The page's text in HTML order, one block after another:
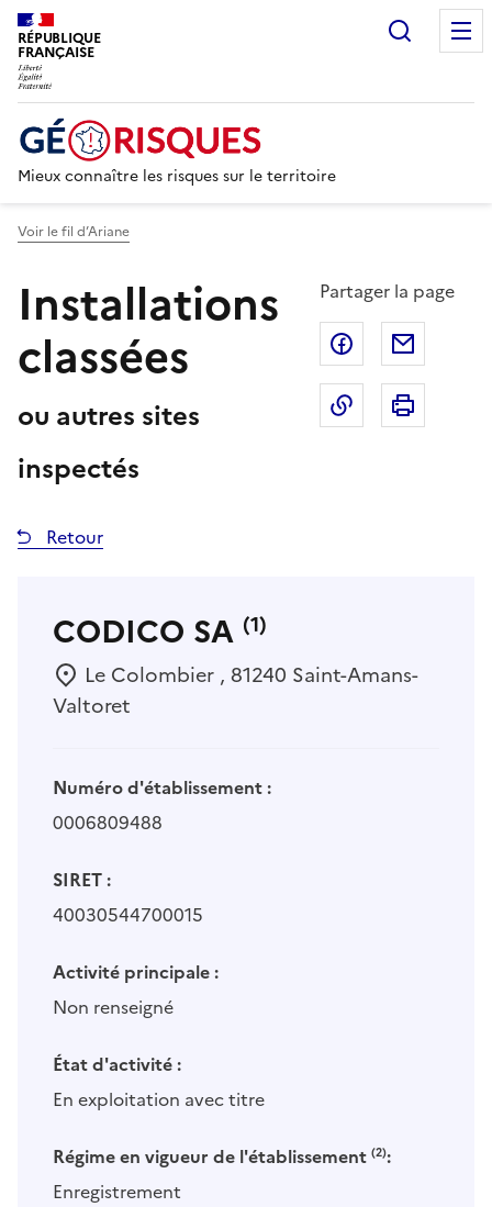
RÉPUBLIQUE
FRANÇAISE
Mieux connaître les risques sur le territoire
Voir le fil d’Ariane
Installations
classées
ou autres sites
inspectés
Partager la page
Partager sur
Copier dans
Retour
CODICO SA (1)
Le Colombier , 81240 Saint-Amans-
Valtoret
Numéro d'établissement :
0006809488
SIRET :
40030544700015
Activité principale :
Non renseigné
État d'activité :
En exploitation avec titre
Régime en vigueur de l'établissement (2):
Enregistrement